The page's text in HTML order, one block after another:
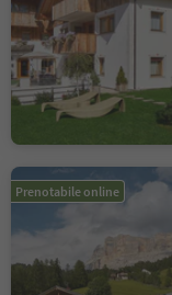
Prenotabile online